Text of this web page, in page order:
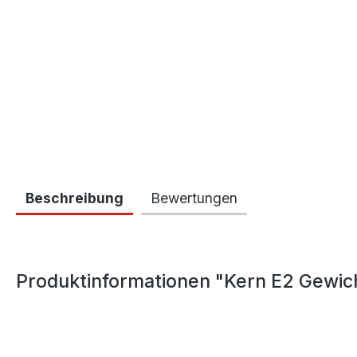
Beschreibung Bewertungen
Produktinformationen "Kern E2